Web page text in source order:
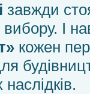
завжди
І
кожен